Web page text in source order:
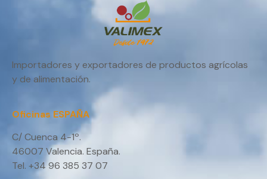
Importadores y exportadores de productos agrícolas
y de alimentación.
Oficinas ESPAÑA
C/ Cuenca 4-1º.
46007 Valencia. España.
Tel. +34 96 385 37 07